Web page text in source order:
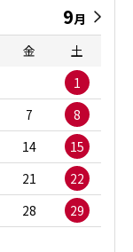
9月
金
土
1
7
8
14
15
21
22
28
29